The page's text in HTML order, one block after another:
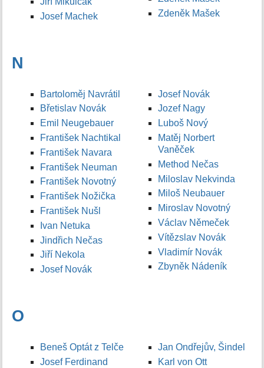
Josef Machek
Zdeněk Mašek
N
Bartoloměj Navrátil
Břetislav Novák
Emil Neugebauer
František Nachtikal
František Navara
František Neuman
František Novotný
František Nožička
František Nušl
Ivan Netuka
Jindřich Nečas
Jiří Nekola
Josef Novák
Josef Novák
Jozef Nagy
Luboš Nový
Matěj Norbert
Vaněček
Method Nečas
Miloslav Nekvinda
Miloš Neubauer
Miroslav Novotný
Václav Němeček
Vítězslav Novák
Vladimír Novák
Zbyněk Nádeník
O
Beneš Optát z Telče
Josef Ferdinand
Jan Ondřejův, Šindel
Karl von Ott